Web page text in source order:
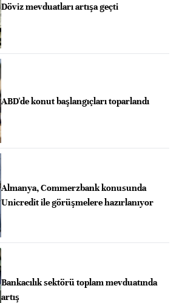
Döviz mevduatları artışa geçti
ABD'de konut başlangıçları toparlandı
Almanya, Commerzbank konusunda
Unicredit ile görüşmelere hazırlanıyor
Bankacılık sektörü toplam mevduatında
artış